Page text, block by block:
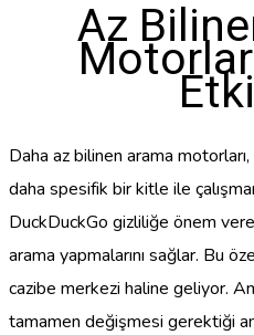
Az
Daha az bilinen arama
daha spesifik bir kitle ile
DuckDuckGo gizliliğe önem
arama yapmalarını sağlar. Bu
cazibe merkezi haline geliyor.
tamamen değişmesi gerektiği